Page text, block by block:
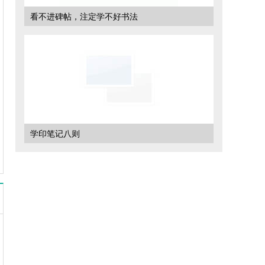
看不进碑帖，注定学不好书法
学印笔记八则